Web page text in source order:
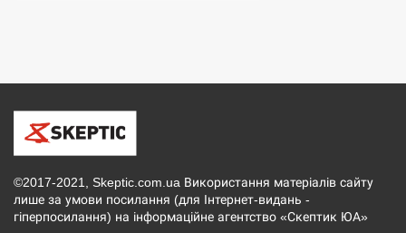
©2017-2021, Skeptic.com.ua Використання матеріалів сайту
лише за умови посилання (для Інтернет-видань -
гіперпосилання) на інформаційне агентство «Скептик ЮА»